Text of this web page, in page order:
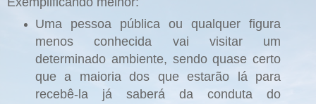
Uma pessoa pública ou qualquer figura
menos conhecida vai visitar um
determinado ambiente, sendo quase certo
que a maioria dos que estarão lá para
recebê-la já saberá da conduta do